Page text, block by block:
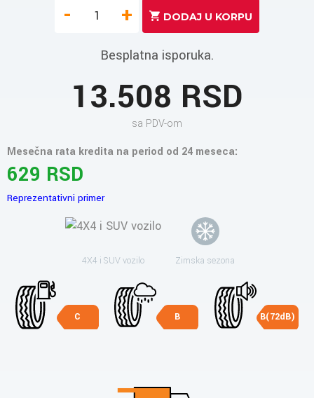
- +
Besplatna isporuka.
13.508 RSD
sa PDV-om
Mesečna rata kredita na period od 24 meseca:
629 RSD
Reprezentativni primer
4X4 i SUV vozilo Zimska sezona
C B B(72dB)